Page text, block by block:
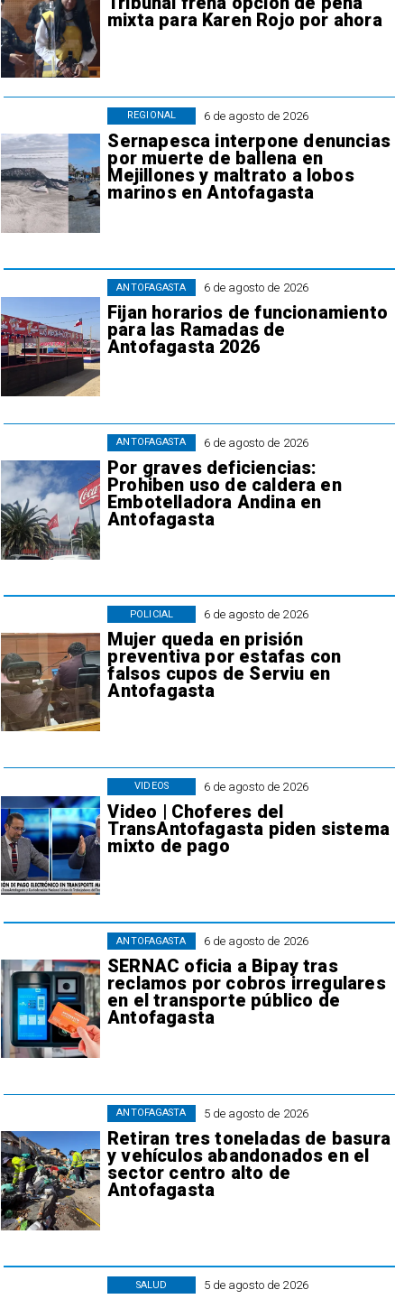
mixta para Karen Rojo por ahora
6 de agosto de 2026
Sernapesca interpone denuncias
por muerte de ballena en
Mejillones y maltrato a lobos
marinos en Antofagasta
REGIONAL
6 de agosto de 2026
Fijan horarios de funcionamiento
para las Ramadas de
Antofagasta 2026
ANTOFAGASTA
6 de agosto de 2026
Por graves deficiencias:
Prohiben uso de caldera en
Embotelladora Andina en
Antofagasta
ANTOFAGASTA
6 de agosto de 2026
Mujer queda en prisión
preventiva por estafas con
falsos cupos de Serviu en
Antofagasta
POLICIAL
6 de agosto de 2026
Video | Choferes del
TransAntofagasta piden sistema
mixto de pago
VIDEOS
6 de agosto de 2026
SERNAC oficia a Bipay tras
reclamos por cobros irregulares
en el transporte público de
Antofagasta
ANTOFAGASTA
5 de agosto de 2026
Retiran tres toneladas de basura
y vehículos abandonados en el
sector centro alto de
Antofagasta
ANTOFAGASTA
5 de agosto de 2026
SALUD